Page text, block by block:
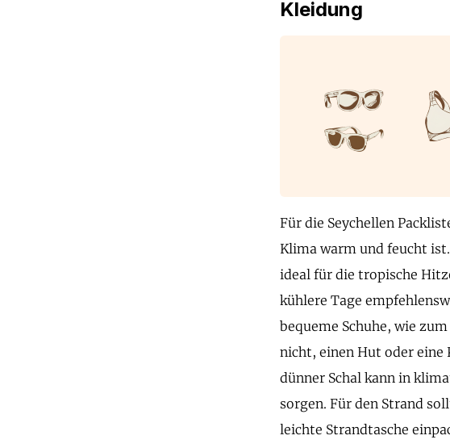
Kleidung
Für die Seychellen
Klima warm und feucht
ideal für die tropische
kühlere Tage
bequeme Schuhe, wie
nicht, einen Hut oder eine
dünner Schal kann in
sorgen. Für den Strand
leichte Strandtasche